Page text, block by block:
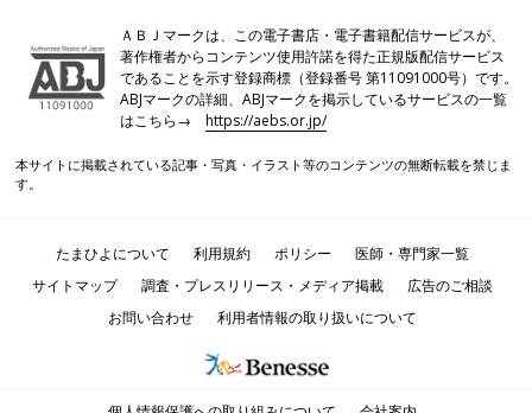
ＡＢＪマークは、この電子書店・電子書籍配信サービスが、
著作権者からコンテンツ使用許諾を得た正規版配信サービス
であることを示す登録商標（登録番号 第11091000号）です。
ABJマークの詳細、ABJマークを掲示しているサービスの一覧
はこちら→https://aebs.or.jp/
本サイトに掲載されている記事・写真・イラスト等のコンテンツの無断転載を禁じま
す。
たまひよについて 利用規約 ポリシー
医師・専門家一覧
サイトマップ
調査・プレスリリース・メディア掲載
広告のご相談
お問い合わせ
利用者情報の取り扱いについて